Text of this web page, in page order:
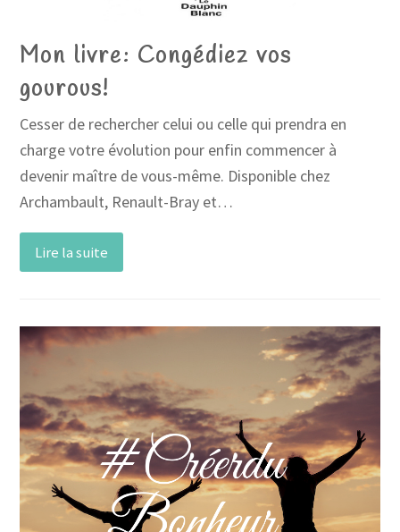
Mon livre: Congédiez vos
gourous!
Cesser de rechercher celui ou celle qui prendra en
charge votre évolution pour enfin commencer à
devenir maître de vous-même. Disponible chez
Archambault, Renault-Bray et…
Lire la suite